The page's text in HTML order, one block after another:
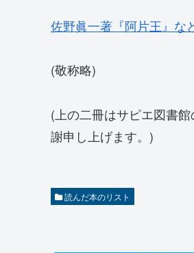
佐野眞一著『阿片王』な
(敬称略)
(上の二冊はサピエ図書
謝申し上げます。)
読んだ本のリスト